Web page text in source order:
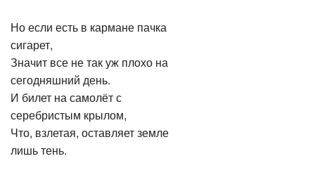
Но если есть в кармане пачка
сигарет,
Значит все не так уж плохо на
сегодняшний день.
И билет на самолёт с
серебристым крылом,
Что, взлетая, оставляет земле
лишь тень.